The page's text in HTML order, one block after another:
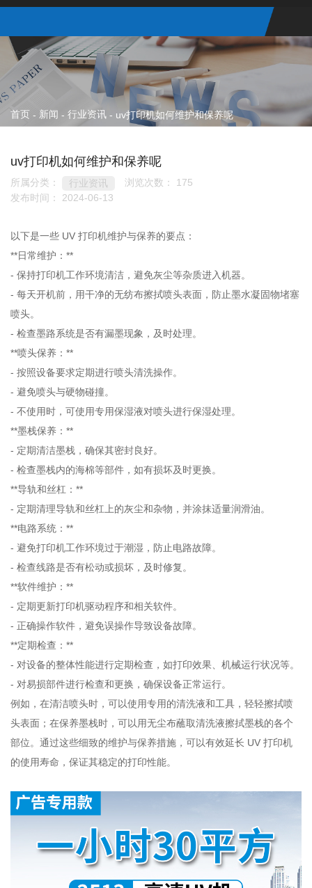
首页 - 新闻 - 行业资讯 - uv打印机如何维护和保养呢
uv打印机如何维护和保养呢
所属分类： 行业资讯 浏览次数： 175
发布时间： 2024-06-13
以下是一些 UV 打印机维护与保养的要点：
**日常维护：**
- 保持打印机工作环境清洁，避免灰尘等杂质进入机器。
- 每天开机前，用干净的无纺布擦拭喷头表面，防止墨水凝固物堵塞
喷头。
- 检查墨路系统是否有漏墨现象，及时处理。
**喷头保养：**
- 按照设备要求定期进行喷头清洗操作。
- 避免喷头与硬物碰撞。
- 不使用时，可使用专用保湿液对喷头进行保湿处理。
**墨栈保养：**
- 定期清洁墨栈，确保其密封良好。
- 检查墨栈内的海棉等部件，如有损坏及时更换。
**导轨和丝杠：**
- 定期清理导轨和丝杠上的灰尘和杂物，并涂抹适量润滑油。
**电路系统：**
- 避免打印机工作环境过于潮湿，防止电路故障。
- 检查线路是否有松动或损坏，及时修复。
**软件维护：**
- 定期更新打印机驱动程序和相关软件。
- 正确操作软件，避免误操作导致设备故障。
**定期检查：**
- 对设备的整体性能进行定期检查，如打印效果、机械运行状况等。
- 对易损部件进行检查和更换，确保设备正常运行。
例如，在清洁喷头时，可以使用专用的清洗液和工具，轻轻擦拭喷
头表面；在保养墨栈时，可以用无尘布蘸取清洗液擦拭墨栈的各个
部位。通过这些细致的维护与保养措施，可以有效延长 UV 打印机
的使用寿命，保证其稳定的打印性能。